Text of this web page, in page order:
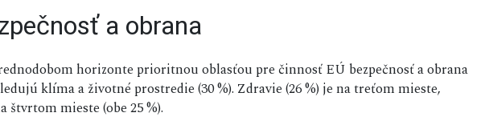
a obrana
horizonte prioritnou oblasťou pre činnosť EÚ bezpečnosť a obrana
klíma a životné prostredie (30 %). Zdravie (26 %) je na treťom mieste,
mieste (obe 25 %).